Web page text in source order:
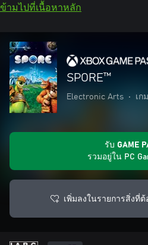
ข้ามไปที่เนื้อหาหลัก
SPORE™
Electronic Arts • เก
รับ GAME
รวมอยู่ใน PC
เพิ่มลงในรายการสิ่งที่ต้